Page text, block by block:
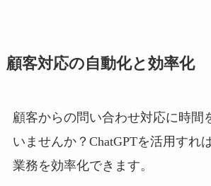
顧客対応の自動化と効率化
顧客からの問い合わせ対応に時間
いませんか？ChatGPTを活用すれ
業務を効率化できます。